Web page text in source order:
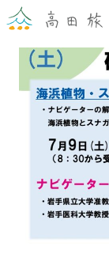
About
観光
体験
震
宿泊
イベ
ア
お